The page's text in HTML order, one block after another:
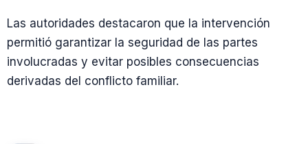
Las autoridades destacaron que la intervención
permitió garantizar la seguridad de las partes
involucradas y evitar posibles consecuencias
derivadas del conflicto familiar.